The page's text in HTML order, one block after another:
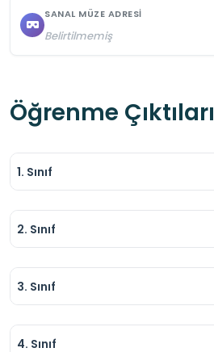
SANAL MÜZE ADRESI
Belirtilmemiş
Öğrenme Çıktıları
1. Sınıf
2. Sınıf
3. Sınıf
4. Sınıf